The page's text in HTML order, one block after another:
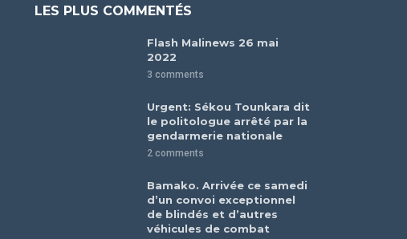
LES PLUS COMMENTÉS
Flash Malinews 26 mai
2022
3 comments
Urgent: Sékou Tounkara dit
le politologue arrêté par la
gendarmerie nationale
2 comments
Bamako. Arrivée ce samedi
d’un convoi exceptionnel
de blindés et d’autres
véhicules de combat